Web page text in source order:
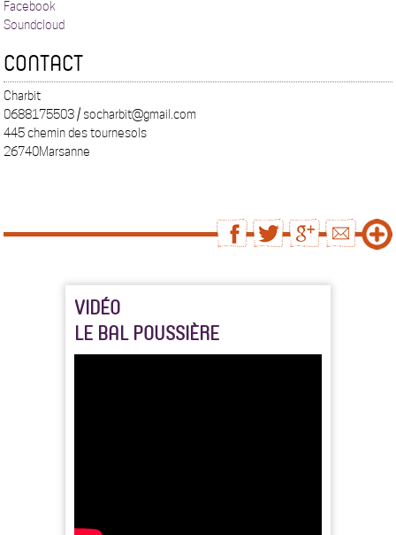
Facebook
Soundcloud
CONTACT
Charbit
0688175503 / socharbit@gmail.com
445 chemin des tournesols
26740Marsanne
VIDÉO
LE BAL POUSSIÈRE